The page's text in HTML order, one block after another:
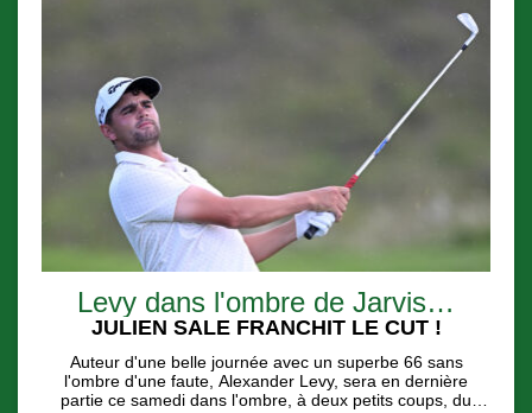
Levy dans l'ombre de Jarvis…
JULIEN SALE FRANCHIT LE CUT !
Auteur d'une belle journée avec un superbe 66 sans
l'ombre d'une faute, Alexander Levy, sera en dernière
partie ce samedi dans l'ombre, à deux petits coups, du